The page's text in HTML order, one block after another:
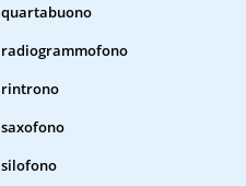
quartabuono
radiogrammofono
rintrono
saxofono
silofono